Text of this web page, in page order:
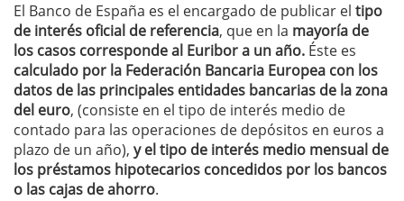
El Banco de España es el encargado de publicar el tipo
de interés oficial de referencia, que en la mayoría de
los casos corresponde al Euribor a un año. Éste es
calculado por la Federación Bancaria Europea con los
datos de las principales entidades bancarias de la zona
del euro, (consiste en el tipo de interés medio de
contado para las operaciones de depósitos en euros a
plazo de un año), y el tipo de interés medio mensual de
los préstamos hipotecarios concedidos por los bancos
o las cajas de ahorro.